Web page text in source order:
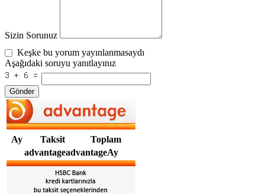
Sizin Sorunuz
Keşke bu yorum yayınlanmasaydı
Aşağıdaki soruyu yanıtlayınız
Gönder
Ay Taksit
Toplam
advantageadvantageAy